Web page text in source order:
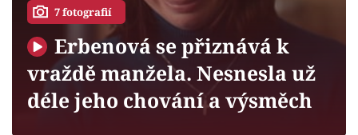
Sledujte prima+
Filmový festival Karlovy Vary
7 fotografií
Erbenová se přiznává k
vraždě manžela. Nesnesla už
déle jeho chování a výsměch